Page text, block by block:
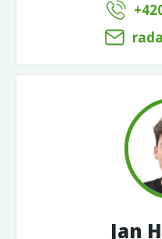
Jan